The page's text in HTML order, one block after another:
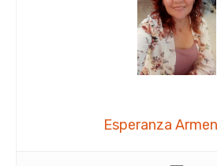
Esperanza